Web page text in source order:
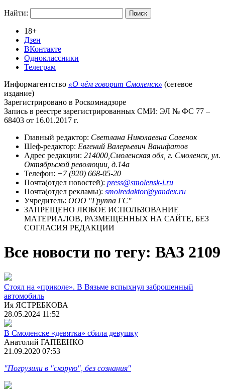
Найти:
18+
Дзен
ВКонтакте
Одноклассники
Телеграм
Информагентство «О чём говорит Смоленск» (сетевое
издание)
Зарегистрировано в Роскомнадзоре
Запись в реестре зарегистрированных СМИ: ЭЛ № ФС 77 –
68403 от 16.01.2017 г.
Главный редактор: Светлана Николаевна Савенок
Шеф-редактор: Евгений Валерьевич Ванифатов
Адрес редакции: 214000,Смоленская обл, г. Смоленск, ул.
Октябрьской революции, д.14а
Телефон: +7 (920) 668-05-20
Почта(отдел новостей): press@smolensk-i.ru
Почта(отдел рекламы): smolredaktor@yandex.ru
Учредитель: ООО "Группа ГС"
ЗАПРЕЩЕНО ЛЮБОЕ ИСПОЛЬЗОВАНИЕ
МАТЕРИАЛОВ, РАЗМЕЩЕННЫХ НА САЙТЕ, БЕЗ
СОГЛАСИЯ РЕДАКЦИИ
Все новости по тегу: ВАЗ 2109
Стоял на «приколе». В Вязьме вспыхнул заброшенный
автомобиль
Ия ЯСТРЕБКОВА
28.05.2024 11:52
В Смоленске «девятка» сбила девушку
Анатолий ГАПЕЕНКО
21.09.2020 07:53
"Погрузили в "скорую", без сознания"